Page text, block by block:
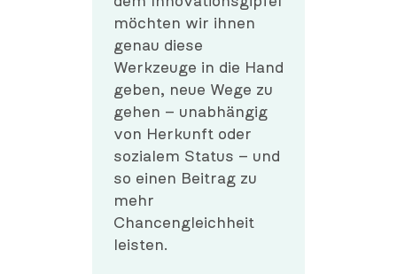
möchten wir ihnen
genau diese
Werkzeuge in die Hand
geben, neue Wege zu
gehen – unabhängig
von Herkunft oder
sozialem Status – und
so einen Beitrag zu
mehr
Chancengleichheit
leisten.